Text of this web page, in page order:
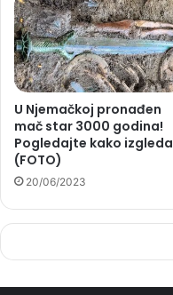
U Njemačkoj pronađen
mač star 3000 godina!
Pogledajte kako izgleda
(FOTO)
20/06/2023